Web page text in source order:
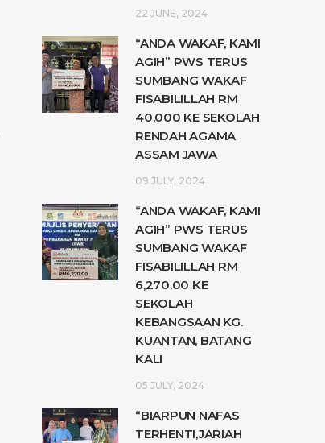
22 JUNE, 2024
“ANDA WAKAF, KAMI
AGIH” PWS TERUS
SUMBANG WAKAF
FISABILILLAH RM
40,000 KE SEKOLAH
RENDAH AGAMA
ASSAM JAWA
09 JULY, 2024
“ANDA WAKAF, KAMI
AGIH” PWS TERUS
SUMBANG WAKAF
FISABILILLAH RM
6,270.00 KE
SEKOLAH
KEBANGSAAN KG.
KUANTAN, BATANG
KALI
05 JULY, 2024
“BIARPUN NAFAS
TERHENTI,JARIAH